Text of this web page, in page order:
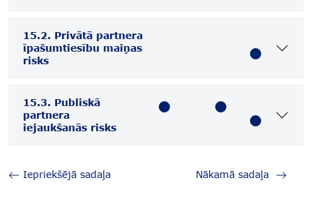
15.2. Privātā partnera
īpašumtiesību maiņas
risks
15.3. Publiskā
partnera
iejaukšanās risks
Iepriekšējā sadaļa Nākamā sadaļa